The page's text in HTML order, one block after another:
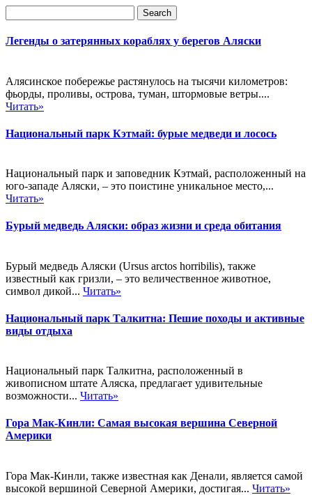
Легенды о затерянных кораблях у берегов Аляски
Алясинское побережье растянулось на тысячи километров:
фьорды, проливы, острова, туман, штормовые ветры....
Читать»
Национальный парк Кэтмай: бурые медведи и лосось
Национальный парк и заповедник Кэтмай, расположенный на
юго-западе Аляски, – это поистине уникальное место,...
Читать»
Бурый медведь Аляски: образ жизни и среда обитания
Бурый медведь Аляски (Ursus arctos horribilis), также
известный как гризли, – это величественное животное,
символ дикой... Читать»
Национальный парк Талкитна: Пешие походы и активные
виды отдыха
Национальный парк Талкитна, расположенный в
живописном штате Аляска, предлагает удивительные
возможности... Читать»
Гора Мак-Кинли: Самая высокая вершина Северной
Америки
Гора Мак-Кинли, также известная как Денали, является самой
высокой вершиной Северной Америки, достигая... Читать»